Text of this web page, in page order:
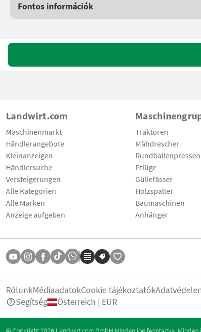
Fontos információk
Landwirt.com
Maschinenmarkt
Händlerangebote
Kleinanzeigen
Händlersuche
Versteigerungen
Alle Kategorien
Alle Marken
Anzeige aufgeben
Traktoren
Mähdrescher
Rundballenpressen
Pflüge
Güllefässer
Holzspalter
Baumaschinen
Anhänger
RólunkMédiaadatokCookie tájékoztatók
Segítség
Österreich | EUR